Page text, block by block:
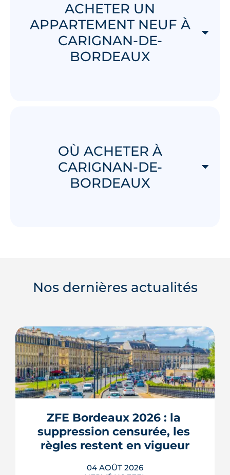
ACHETER UN
APPARTEMENT NEUF À
CARIGNAN-DE-
BORDEAUX
OÙ ACHETER À
CARIGNAN-DE-
BORDEAUX
Nos dernières actualités
ZFE Bordeaux 2026 : la
suppression censurée, les
règles restent en vigueur
04 AOÛT 2026